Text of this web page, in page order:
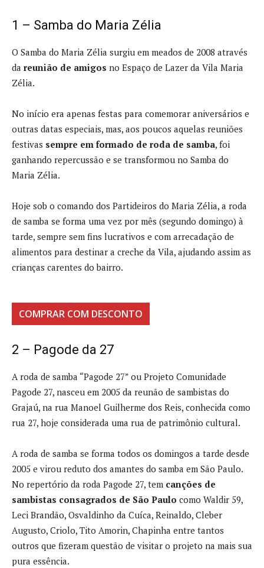
1 – Samba do Maria Zélia
O Samba do Maria Zélia surgiu em meados de 2008 através
da reunião de amigos no Espaço de Lazer da Vila Maria
Zélia.
No início era apenas festas para comemorar aniversários e
outras datas especiais, mas, aos poucos aquelas reuniões
festivas sempre em formado de roda de samba, foi
ganhando repercussão e se transformou no Samba do
Maria Zélia.
Hoje sob o comando dos Partideiros do Maria Zélia, a roda
de samba se forma uma vez por mês (segundo domingo) à
tarde, sempre sem fins lucrativos e com arrecadação de
alimentos para destinar a creche da Vila, ajudando assim as
crianças carentes do bairro.
COMPRAR COM DESCONTO
2 – Pagode da 27
A roda de samba “Pagode 27” ou Projeto Comunidade
Pagode 27, nasceu em 2005 da reunão de sambistas do
Grajaú, na rua Manoel Guilherme dos Reis, conhecida como
rua 27, hoje considerada uma rua de patrimônio cultural.
A roda de samba se forma todos os domingos a tarde desde
2005 e virou reduto dos amantes do samba em São Paulo.
No repertório da roda Pagode 27, tem canções de
sambistas consagrados de São Paulo como Waldir 59,
Leci Brandão, Osvaldinho da Cuíca, Reinaldo, Cleber
Augusto, Criolo, Tito Amorin, Chapinha entre tantos
outros que fizeram questão de visitar o projeto na mais sua
pura essência.